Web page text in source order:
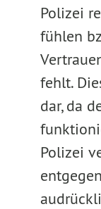
Polizei
fühlen
fehlt.
dar, da
Polizei